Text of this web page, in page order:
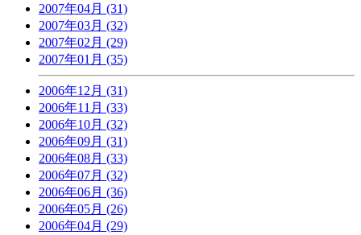
2007年04月 (31)
2007年03月 (32)
2007年02月 (29)
2007年01月 (35)
2006年12月 (31)
2006年11月 (33)
2006年10月 (32)
2006年09月 (31)
2006年08月 (33)
2006年07月 (32)
2006年06月 (36)
2006年05月 (26)
2006年04月 (29)